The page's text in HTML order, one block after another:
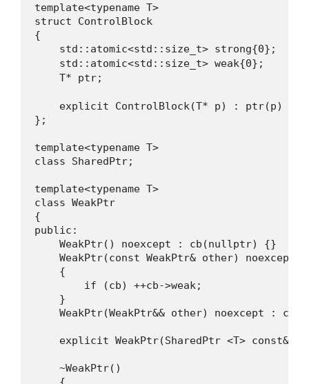
template<typename T>
struct ControlBlock
{
std::atomic<std::size_t> strong{0};   //
std::atomic<std::size_t> weak{0};     //
T* ptr;                               //
    explicit ControlBlock(T* p) : ptr(p) {}
};
template<typename T>
class SharedPtr;
template<typename T>
class WeakPtr
{
public:
    WeakPtr() noexcept : cb(nullptr) {}
WeakPtr(const WeakPtr& other) noexcept
    {
        if (cb) ++cb->weak;
    }
WeakPtr(WeakPtr&& other) noexcept :
explicit WeakPtr(SharedPtr <T> const&
    ~WeakPtr()